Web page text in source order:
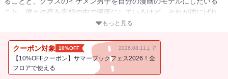
こと。彼との恋を妄想の中で漫画にしているけど、それが彼にばれ
てしまって…？ 第6話「漫画の中の彼と恋したい。」を収録。
もっと見る
クーポン対象 10%OFF 2026.08.11まで
【10%OFFクーポン】サマーブックフェス2026！全
フロアで使える